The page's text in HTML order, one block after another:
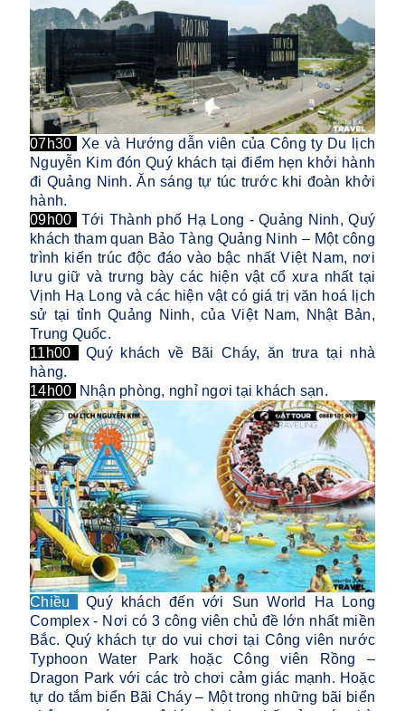
07h30
Xe và Hướng dẫn viên của Công ty Du lịch
Nguyễn Kim đón Quý khách tại điểm hẹn khởi hành
đi Quảng Ninh. Ăn sáng tự túc trước khi đoàn khởi
hành.
09h00
Tới Thành phố Hạ Long - Quảng Ninh, Quý
khách tham quan Bảo Tàng Quảng Ninh – Một công
trình kiến trúc độc đáo vào bậc nhất Việt Nam, nơi
lưu giữ và trưng bày các hiện vật cổ xưa nhất tại
Vịnh Hạ Long và các hiện vật có giá trị văn hoá lịch
sử tại tỉnh Quảng Ninh, của Việt Nam, Nhật Bản,
Trung Quốc.
11h00
Quý khách về Bãi Cháy, ăn trưa tại nhà
hàng.
14h00
Nhận phòng, nghỉ ngơi tại khách sạn.
Chiều
Quý khách đến với Sun World Ha Long
Complex - Nơi có 3 công viên chủ đề lớn nhất miền
Bắc. Quý khách tự do vui chơi tại Công viên nước
Typhoon Water Park hoặc Công viên Rồng –
Dragon Park với các trò chơi cảm giác mạnh. Hoặc
tự do tắm biển Bãi Cháy – Một trong những bãi biển